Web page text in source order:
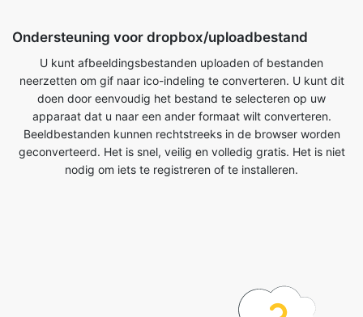
apparaat dat u naar een ander formaat wilt converteren.
Beeldbestanden kunnen rechtstreeks in de browser worden
geconverteerd. Het is snel, veilig en volledig gratis. Het is niet
nodig om iets te registreren of te installeren.